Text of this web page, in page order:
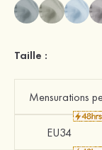
Taille :
Mensurations
EU34